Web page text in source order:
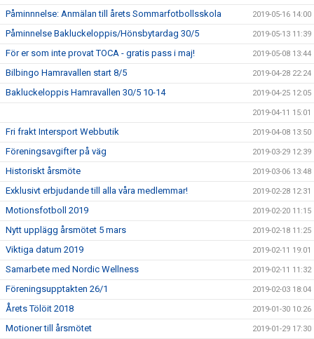
Påminnnelse: Anmälan till årets Sommarfotbollsskola 2019-05-16 14:00
Påminnelse Bakluckeloppis/Hönsbytardag 30/5 2019-05-13 11:39
För er som inte provat TOCA - gratis pass i maj! 2019-05-08 13:44
Bilbingo Hamravallen start 8/5 2019-04-28 22:24
Bakluckeloppis Hamravallen 30/5 10-14 2019-04-25 12:05
2019-04-11 15:01
Fri frakt Intersport Webbutik 2019-04-08 13:50
Föreningsavgifter på väg 2019-03-29 12:39
Historiskt årsmöte 2019-03-06 13:48
Exklusivt erbjudande till alla våra medlemmar! 2019-02-28 12:31
Motionsfotboll 2019 2019-02-20 11:15
Nytt upplägg årsmötet 5 mars 2019-02-18 11:25
Viktiga datum 2019 2019-02-11 19:01
Samarbete med Nordic Wellness 2019-02-11 11:32
Föreningsupptakten 26/1 2019-02-03 18:04
Årets Tölöit 2018 2019-01-30 10:26
Motioner till årsmötet 2019-01-29 17:30